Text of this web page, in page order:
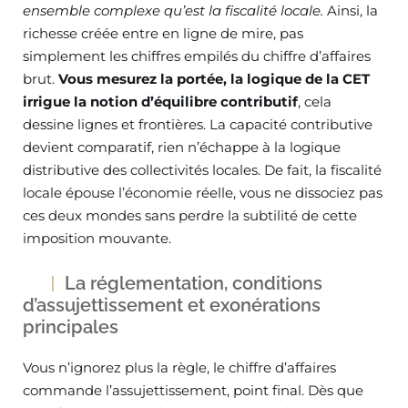
ensemble complexe qu’est la fiscalité locale. Ainsi, la
richesse créée entre en ligne de mire, pas
simplement les chiffres empilés du chiffre d’affaires
brut. Vous mesurez la portée, la logique de la CET
irrigue la notion d’équilibre contributif, cela
dessine lignes et frontières. La capacité contributive
devient comparatif, rien n’échappe à la logique
distributive des collectivités locales. De fait, la fiscalité
locale épouse l’économie réelle, vous ne dissociez pas
ces deux mondes sans perdre la subtilité de cette
imposition mouvante.
La réglementation, conditions
d’assujettissement et exonérations
principales
Vous n’ignorez plus la règle, le chiffre d’affaires
commande l’assujettissement, point final. Dès que